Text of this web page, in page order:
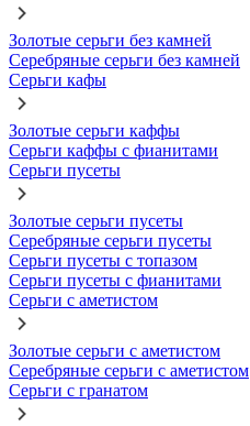
Золотые серьги без камней
Серебряные серьги без камней
Серьги кафы
Золотые серьги каффы
Серьги каффы с фианитами
Серьги пусеты
Золотые серьги пусеты
Серебряные серьги пусеты
Серьги пусеты с топазом
Серьги пусеты с фианитами
Серьги с аметистом
Золотые серьги с аметистом
Серебряные серьги с аметистом
Серьги с гранатом